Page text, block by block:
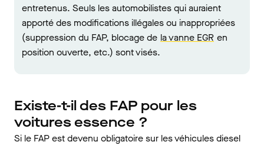
entretenus. Seuls les automobilistes qui auraient
apporté des modifications illégales ou inappropriées
(suppression du FAP, blocage de la vanne EGR en
position ouverte, etc.) sont visés.
Existe-t-il des FAP pour les
voitures essence ?
Si le FAP est devenu obligatoire sur les véhicules diesel